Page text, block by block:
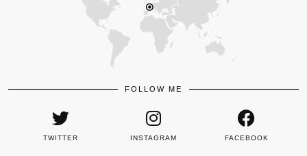
FOLLOW ME
TWITTER INSTAGRAM FACEBOOK